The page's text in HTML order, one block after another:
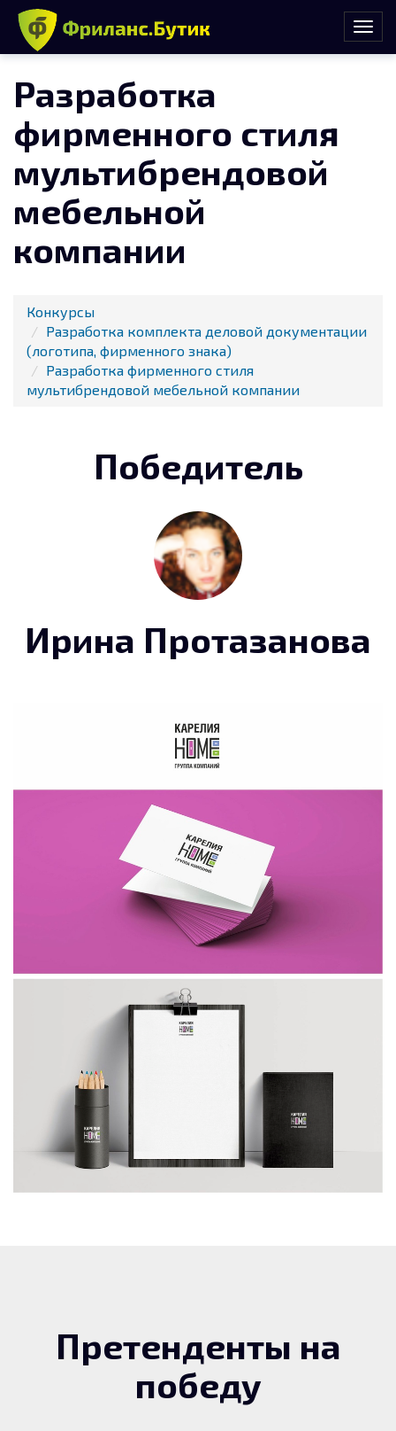
Разработка
фирменного стиля
мультибрендовой
мебельной
компании
Конкурсы
Разработка комплекта деловой документации
(логотипа, фирменного знака)
Разработка фирменного стиля
мультибрендовой мебельной компании
Победитель
Ирина Протазанова
Претенденты на
победу